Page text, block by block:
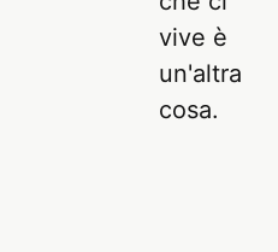
vive è
un'altra
cosa.